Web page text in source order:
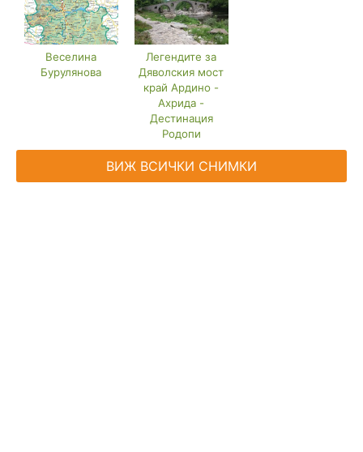
Веселина
Бурулянова
Легендите за
Дяволския мост
край Ардино -
Ахрида -
Дестинация
Родопи
ВИЖ ВСИЧКИ СНИМКИ